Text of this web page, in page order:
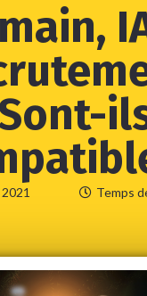
Temps